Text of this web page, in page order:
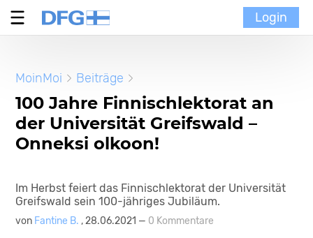
MoinMoi
Finnische Kultur
Login
MoinMoi Beiträge
100 Jahre Finnischlektorat an
der Universität Greifswald –
Onneksi olkoon!
Im Herbst feiert das Finnischlektorat der Universität
Greifswald sein 100-jähriges Jubiläum.
von Fantine B. , 28.06.2021 — 0 Kommentare